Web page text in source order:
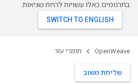
בתרגומים כאלו עשויות להיות שגיאות.
OpenWeave חומרי עזר
שליחת משוב